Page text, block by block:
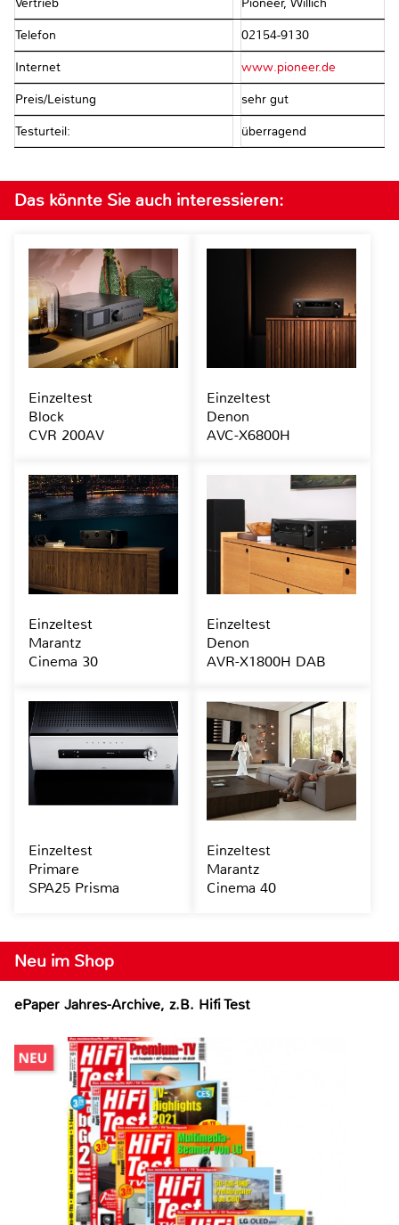
Telefon 02154-9130
Internet www.pioneer.de
Preis/Leistung sehr gut
Testurteil: überragend
Neu im Shop
ePaper Jahres-Archive, z.B. Hifi Test
Das könnte Sie auch interessieren:
Einzeltest
Block
CVR 200AV
Einzeltest
Denon
AVC-X6800H
Einzeltest
Marantz
Cinema 30
Einzeltest
Denon
AVR-X1800H DAB
Einzeltest
Primare
SPA25 Prisma
Einzeltest
Marantz
Cinema 40